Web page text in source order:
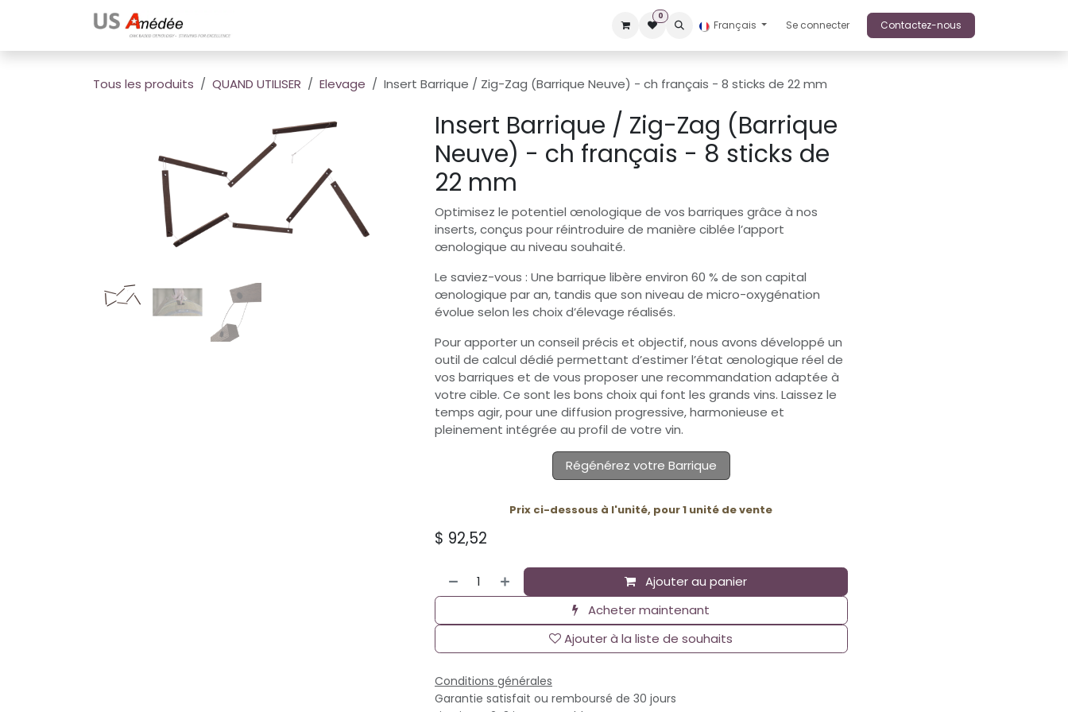
Blog
0
Français Se connecter Contactez-nous
Tous les produits QUAND UTILISER Elevage Insert Barrique / Zig-Zag (Barrique Neuve) - ch français - 8 sticks de 22 mm
Insert Barrique / Zig-Zag (Barrique
Neuve) - ch français - 8 sticks de
22 mm
Optimisez le potentiel œnologique de vos barriques grâce à nos
inserts, conçus pour réintroduire de manière ciblée l’apport
œnologique au niveau souhaité.
Le saviez-vous : Une barrique libère environ 60 % de son capital
œnologique par an, tandis que son niveau de micro-oxygénation
évolue selon les choix d’élevage réalisés.
Pour apporter un conseil précis et objectif, nous avons développé un
outil de calcul dédié permettant d’estimer l’état œnologique réel de
vos barriques et de vous proposer une recommandation adaptée à
votre cible. Ce sont les bons choix qui font les grands vins. Laissez le
temps agir, pour une diffusion progressive, harmonieuse et
pleinement intégrée au profil de votre vin.
Régénérez votre Barrique
Prix ci-dessous à l'unité, pour 1 unité de vente
$ 92,52
Ajouter au panier
Acheter maintenant
Ajouter à la liste de souhaits
Conditions générales
Garantie satisfait ou remboursé de 30 jours